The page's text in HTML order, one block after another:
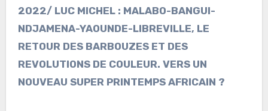
2022/ LUC MICHEL : MALABO-BANGUI-
NDJAMENA-YAOUNDE-LIBREVILLE, LE
RETOUR DES BARBOUZES ET DES
REVOLUTIONS DE COULEUR. VERS UN
NOUVEAU SUPER PRINTEMPS AFRICAIN ?